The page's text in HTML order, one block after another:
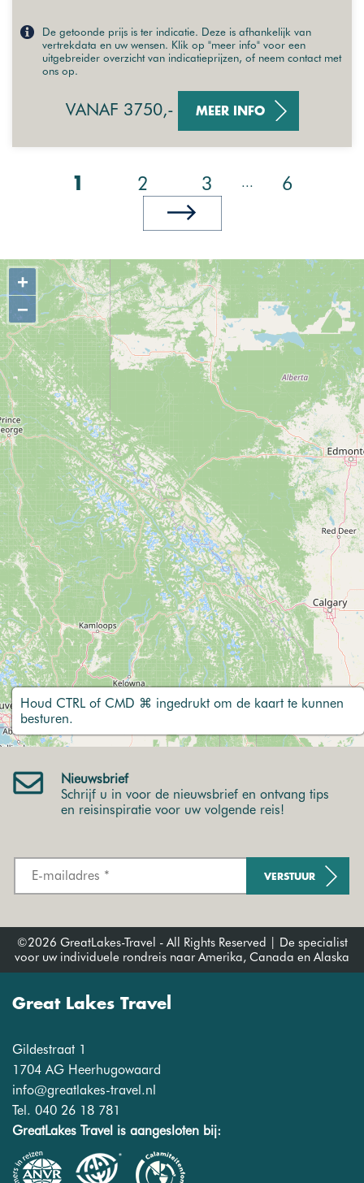
De getoonde prijs is ter indicatie. Deze is afhankelijk van
vertrekdata en uw wensen. Klik op "meer info" voor een
uitgebreider overzicht van indicatieprijzen, of neem contact met
ons op.
VANAF 3750,- MEER INFO
1 2 3 ... 6
Houd CTRL of CMD ⌘ ingedrukt om de kaart te kunnen
besturen.
+
−
Nieuwsbrief
Schrijf u in voor de nieuwsbrief en ontvang tips
en reisinspiratie voor uw volgende reis!
VERSTUUR
©2026 GreatLakes-Travel - All Rights Reserved | De specialist
voor uw individuele rondreis naar Amerika, Canada en Alaska
Great Lakes Travel
Gildestraat 1
1704 AG Heerhugowaard
info@greatlakes-travel.nl
Tel. 040 26 18 781
GreatLakes Travel is aangesloten bij: